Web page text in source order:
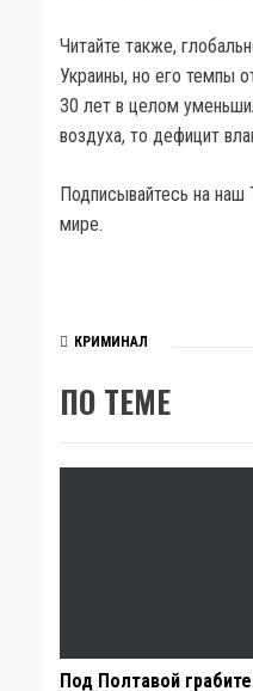
Читайте также,
Украины, но его темпы
30 лет в целом
воздуха, то дефицит
Подписывайтесь на наш
мире.
КРИМИНАЛ
ПО ТЕМЕ
Под Полтавой